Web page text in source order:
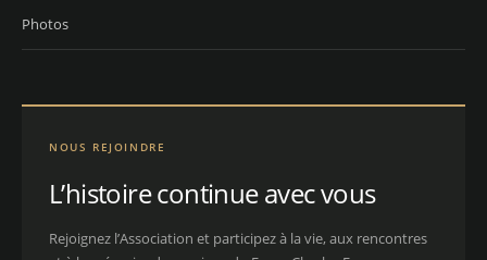
Photos
NOUS REJOINDRE
L’histoire continue avec vous
Rejoignez l’Association et participez à la vie, aux rencontres